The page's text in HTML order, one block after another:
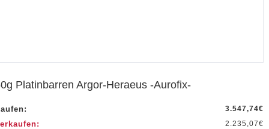
Platinbarren Argor-Heraeus -Aurofix-
3.547,74€
2.235,07€